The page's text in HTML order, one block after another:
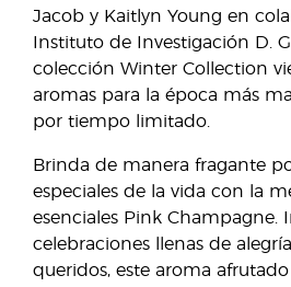
Jacob y Kaitlyn Young en
Instituto de Investigación D.
colección Winter Collection
aromas para la época más
por tiempo limitado.
Brinda de manera fragante
especiales de la vida con la
esenciales Pink Champagne.
celebraciones llenas de
queridos, este aroma